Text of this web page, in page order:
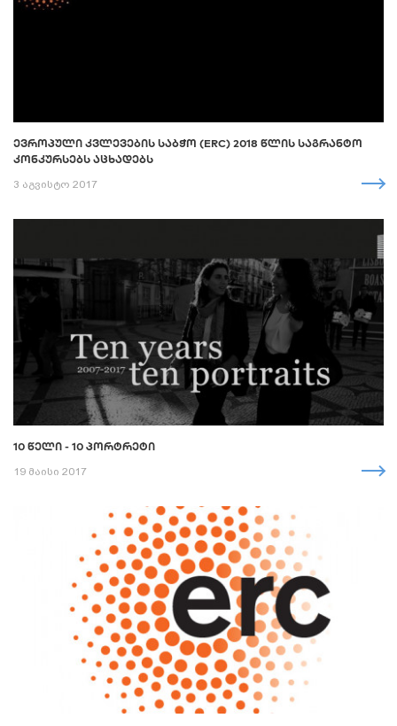
ᲔᲕᲠᲝᲞᲣᲚᲘ ᲙᲕᲚᲔᲕᲔᲑᲘᲡ ᲡᲐᲑᲭᲝ (ERC) 2018 ᲬᲚᲘᲡ ᲡᲐᲒᲠᲐᲜᲢᲝ
ᲙᲝᲜᲙᲣᲠᲡᲔᲑᲡ ᲐᲪᲮᲐᲓᲔᲑᲡ
3 აგვისტო 2017
10 ᲬᲔᲚᲘ - 10 ᲞᲝᲠᲢᲠᲔᲢᲘ
19 მაისი 2017